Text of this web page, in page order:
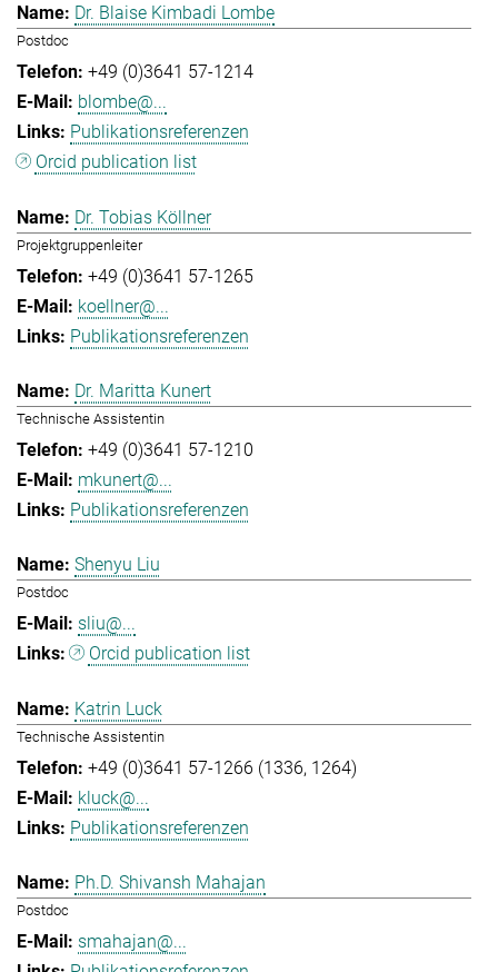
Dr. Blaise Kimbadi Lombe
Postdoc
+49 (0)3641 57-1214
blombe@...
Publikationsreferenzen
Orcid publication list
Dr. Tobias Köllner
Projektgruppenleiter
+49 (0)3641 57-1265
koellner@...
Publikationsreferenzen
Dr. Maritta Kunert
Technische Assistentin
+49 (0)3641 57-1210
mkunert@...
Publikationsreferenzen
Shenyu Liu
Postdoc
sliu@...
Orcid publication list
Katrin Luck
Technische Assistentin
+49 (0)3641 57-1266 (1336, 1264)
kluck@...
Publikationsreferenzen
Ph.D. Shivansh Mahajan
Postdoc
smahajan@...